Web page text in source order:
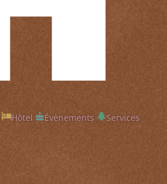
Hôtel Évènements
Services